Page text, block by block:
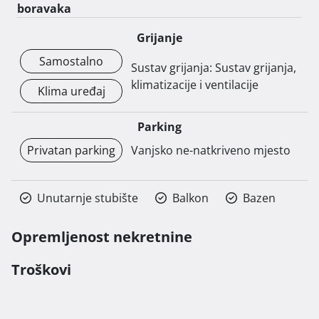
boravaka
Grijanje
Samostalno
Klima uređaj
Sustav grijanja: Sustav grijanja,
klimatizacije i ventilacije
Parking
Privatan parking
Vanjsko ne-natkriveno mjesto
Unutarnje stubište Balkon Bazen
Opremljenost nekretnine
Troškovi